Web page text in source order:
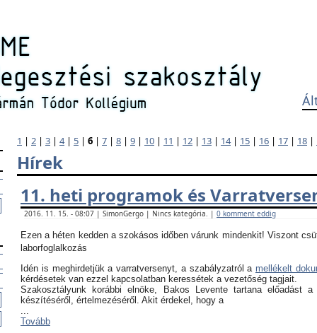
1 | 2 | 3 | 4| 5 | 6 | 7 | 8 | 9 | 10 | 11 | 12 | 13 | 14| 15 | 16 | 17 | 18 |
Hírek
11. heti programok és
2016. 11. 15. - 08:07 | SimonGergo | Nincs kategória. | 0 komment eddig
Ezen a héten kedden a szokásos időben várunk mindenkit! Viszont
laborfoglalkozás
Idén is meghirdetjük a varratversenyt, a szabályzatról a mellékelt
kérdésetek van ezzel kapcsolatban keressétek a vezetőség tagjait.
Szakosztályunk korábbi elnöke, Bakos Levente tartana előadást
készítéséről, értelmezéséről. Akit érdekel, hogy a
...
Tovább